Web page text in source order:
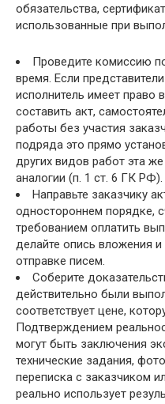
обязательства,
использованные при
Проведите комиссию
время. Если
исполнитель имеет право
составить акт,
работы без участия
подряда это прямо
других видов работ эта
аналогии (п. 1 ст. 6 ГК РФ).
Направьте заказчику
одностороннем порядке,
требованием оплатить
делайте опись вложения
отправке писем.
Соберите
действительно были
соответствует цене,
Подтверждением
могут быть заключения
технические задания,
переписка с заказчиком
реально использует